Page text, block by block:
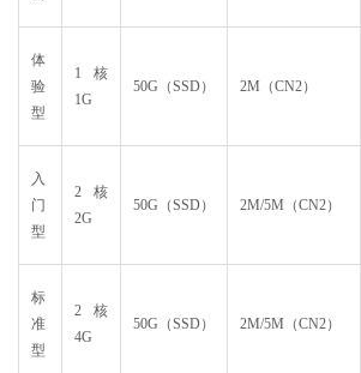
体
验
型
1核
1G
50G（SSD） 2M（CN2）
入
门
型
2核
2G
50G（SSD） 2M/5M（CN2）
标
准
型
2核
4G
50G（SSD） 2M/5M（CN2）